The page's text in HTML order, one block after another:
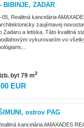
BIBINJE, ZADAR
05, Realitná kancelária
zaujímavej
Zadaru a letiska. Táto kvalitná
vykurovaním vo
byt 79 m2
EUR
ostrov PAG
kancelária AMAXADES